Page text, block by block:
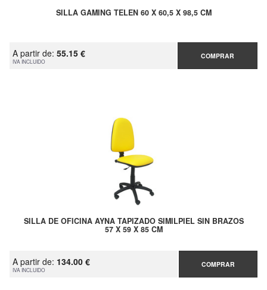
SILLA GAMING TELEN 60 X 60,5 X 98,5 CM
A partir de: 55.15 €
IVA INCLUIDO
COMPRAR
SILLA DE OFICINA AYNA TAPIZADO SIMILPIEL SIN BRAZOS
57 X 59 X 85 CM
A partir de: 134.00 €
IVA INCLUIDO
COMPRAR